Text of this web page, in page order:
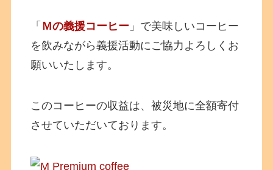
「 Ｍの義援コーヒー 」で美味しいコーヒー
を飲みながら義援活動にご協力よろしくお
願いいたします。
このコーヒーの収益は、被災地に全額寄付
させていただいております。